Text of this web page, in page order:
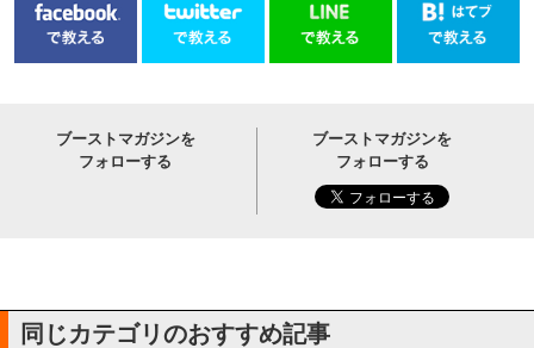
ブーストマガジンを
フォローする
ブーストマガジンを
フォローする
同じカテゴリのおすすめ記事